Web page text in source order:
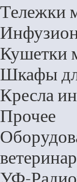
Тележки
Кушетки
Шкафы
Кресла
Прочее